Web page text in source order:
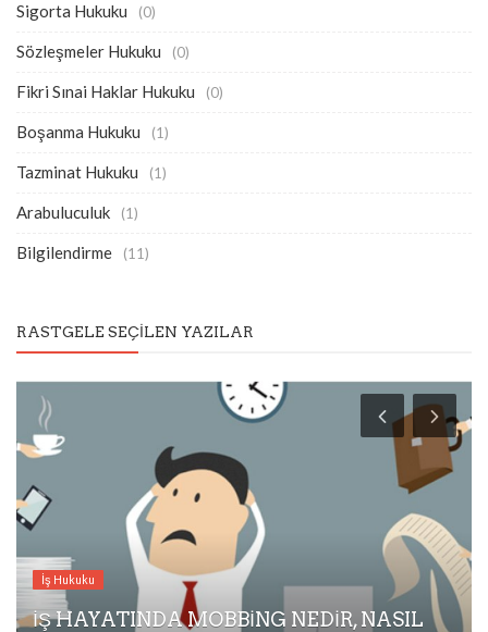
Sigorta Hukuku (0)
Sözleşmeler Hukuku (0)
Fikri Sınai Haklar Hukuku (0)
Boşanma Hukuku (1)
Tazminat Hukuku (1)
Arabuluculuk (1)
Bilgilendirme (11)
RASTGELE SEÇILEN YAZILAR
İş Hukuku
İŞ HAYATINDA MOBBİNG NEDİR, NASIL